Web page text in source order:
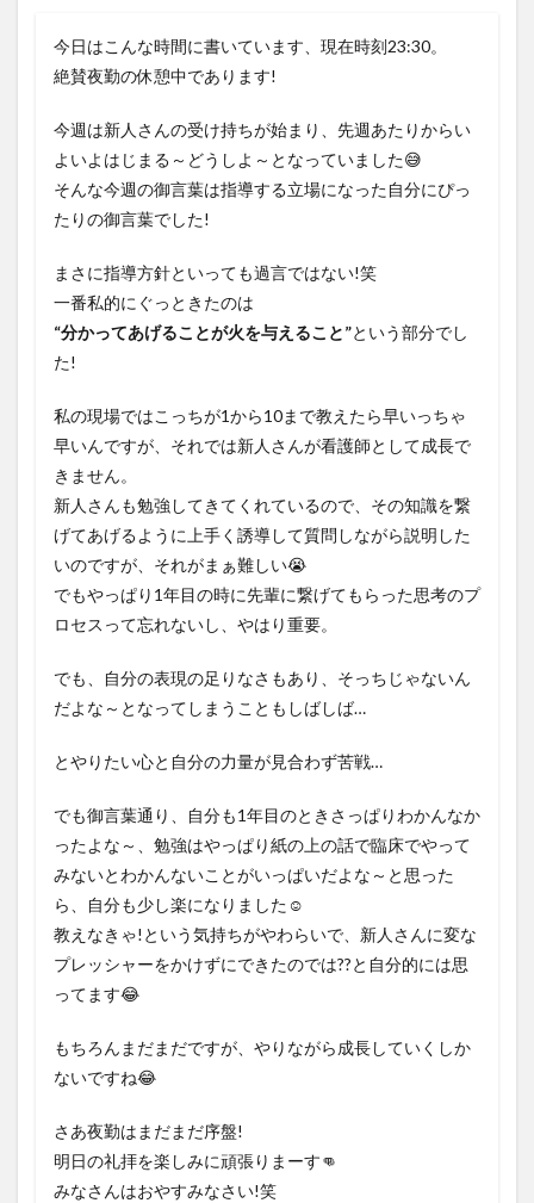
今日はこんな時間に書いています、現在時刻23:30。
絶賛夜勤の休憩中であります!
今週は新人さんの受け持ちが始まり、先週あたりからい
よいよはじまる～どうしよ～となっていました😅
そんな今週の御言葉は指導する立場になった自分にぴっ
たりの御言葉でした!
まさに指導方針といっても過言ではない!笑
一番私的にぐっときたのは
“分かってあげることが火を与えること”という部分でし
た!
私の現場ではこっちが1から10まで教えたら早いっちゃ
早いんですが、それでは新人さんが看護師として成長で
きません。
新人さんも勉強してきてくれているので、その知識を繋
げてあげるように上手く誘導して質問しながら説明した
いのですが、それがまぁ難しい😭
でもやっぱり1年目の時に先輩に繋げてもらった思考のプ
ロセスって忘れないし、やはり重要。
でも、自分の表現の足りなさもあり、そっちじゃないん
だよな～となってしまうこともしばしば…
とやりたい心と自分の力量が見合わず苦戦…
でも御言葉通り、自分も1年目のときさっぱりわかんなか
ったよな～、勉強はやっぱり紙の上の話で臨床でやって
みないとわかんないことがいっぱいだよな～と思った
ら、自分も少し楽になりました☺️
教えなきゃ!という気持ちがやわらいで、新人さんに変な
プレッシャーをかけずにできたのでは??と自分的には思
ってます😂
もちろんまだまだですが、やりながら成長していくしか
ないですね😂
さあ夜勤はまだまだ序盤!
明日の礼拝を楽しみに頑張りまーす👊
みなさんはおやすみなさい!笑